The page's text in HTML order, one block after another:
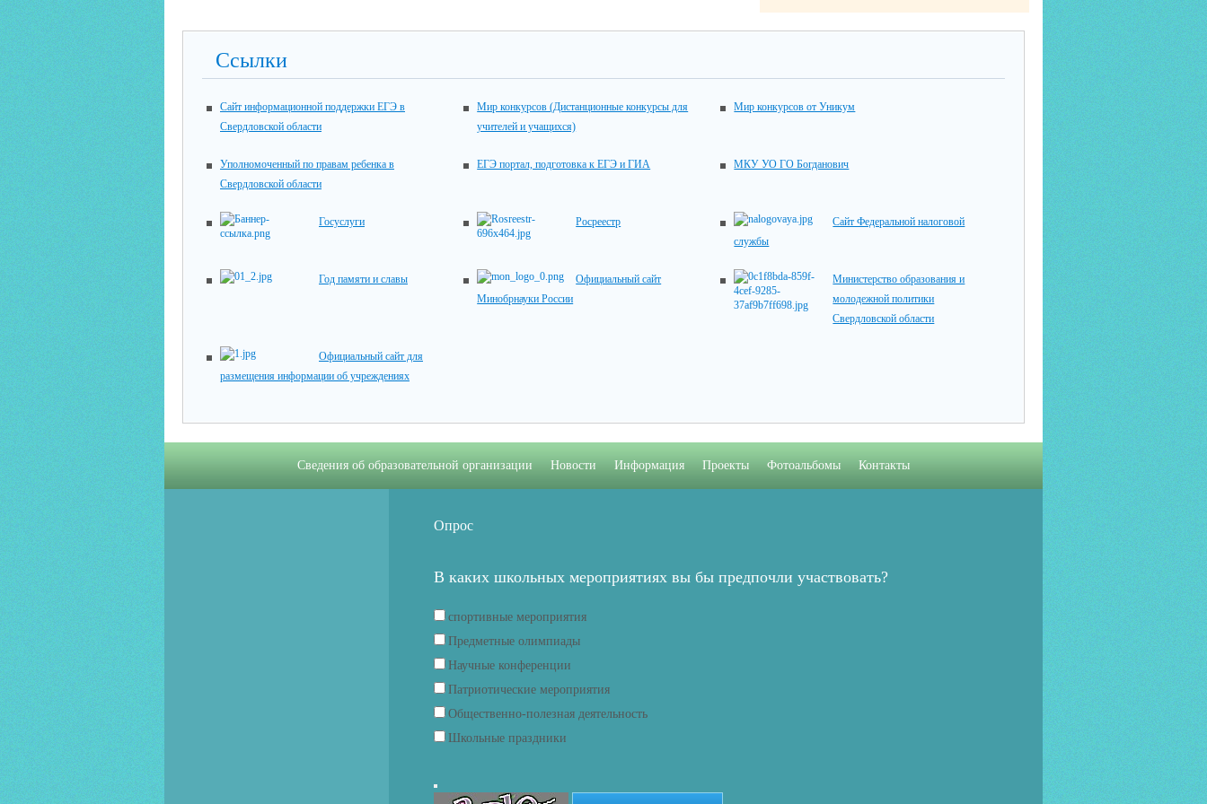
Ссылки
Сайт информационной поддержки ЕГЭ в
Свердловской области
Мир конкурсов (Дистанционные конкурсы для
учителей и учащихся)
Мир конкурсов от Уникум
Уполномоченный по правам ребенка в
Свердловской области
ЕГЭ портал, подготовка к ЕГЭ и ГИА МКУ УО ГО Богданович
Госуслуги Росреестр
Сайт Федеральной налоговой
службы
Год памяти и славы
Официальный сайт
Минобрнауки России
Министерство образования и
молодежной политики
Свердловской области
Официальный сайт для
размещения информации об учреждениях
Сведения об образовательной организации Новости Информация Проекты Фотоальбомы Контакты
Опрос
В каких школьных мероприятиях вы бы предпочли участвовать?
спортивные мероприятия
Предметные олимпиады
Научные конференции
Патриотические мероприятия
Общественно-полезная деятельность
Школьные праздники